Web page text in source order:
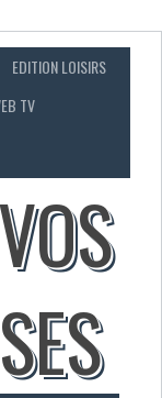
EDITION LOISIRS
TV